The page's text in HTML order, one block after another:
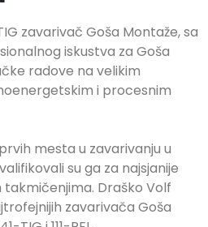
zavarivač Goša Montaže, sa
iskustva za Goša
radove na velikim
i procesnim
mesta u zavarivanju u
su ga za najsjanije
Draško Volf
zavarivača Goša